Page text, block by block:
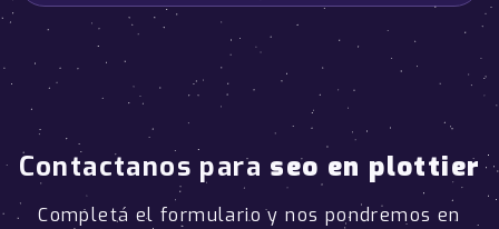
Contactanos para seo en plottier
Completá el formulario y nos pondremos en